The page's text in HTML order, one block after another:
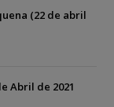
(22 de abril
Abril de 2021